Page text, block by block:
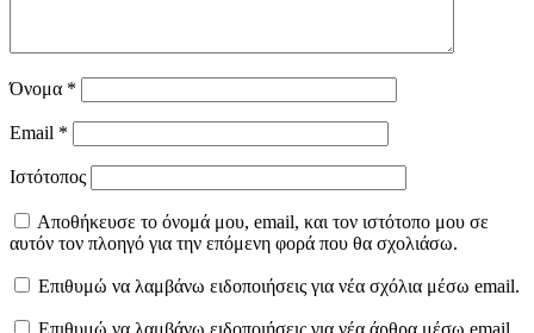
Όνομα *
Email *
Ιστότοπος
Αποθήκευσε το όνομά μου, email, και τον ιστότοπο μου σε
αυτόν τον πλοηγό για την επόμενη φορά που θα σχολιάσω.
Επιθυμώ να λαμβάνω ειδοποιήσεις για νέα σχόλια μέσω email.
Επιθυμώ να λαμβάνω ειδοποιήσεις για νέα άρθρα μέσω email.